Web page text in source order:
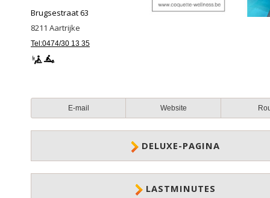
Brugsestraat 63
8211 Aartrijke
Tel:0474/30 13 35
E-mail Website
DELUXE-PAGINA
LASTMINUTES